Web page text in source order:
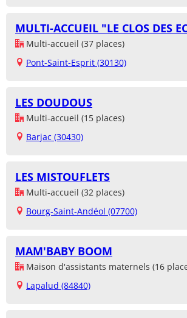
MULTI-ACCUEIL "LE CLOS DES
Multi-accueil (37 places)
Pont-Saint-Esprit (30130)
LES DOUDOUS
Multi-accueil (15 places)
Barjac (30430)
LES MISTOUFLETS
Multi-accueil (32 places)
Bourg-Saint-Andéol (07700)
MAM'BABY BOOM
Maison d'assistants maternels (16
Lapalud (84840)